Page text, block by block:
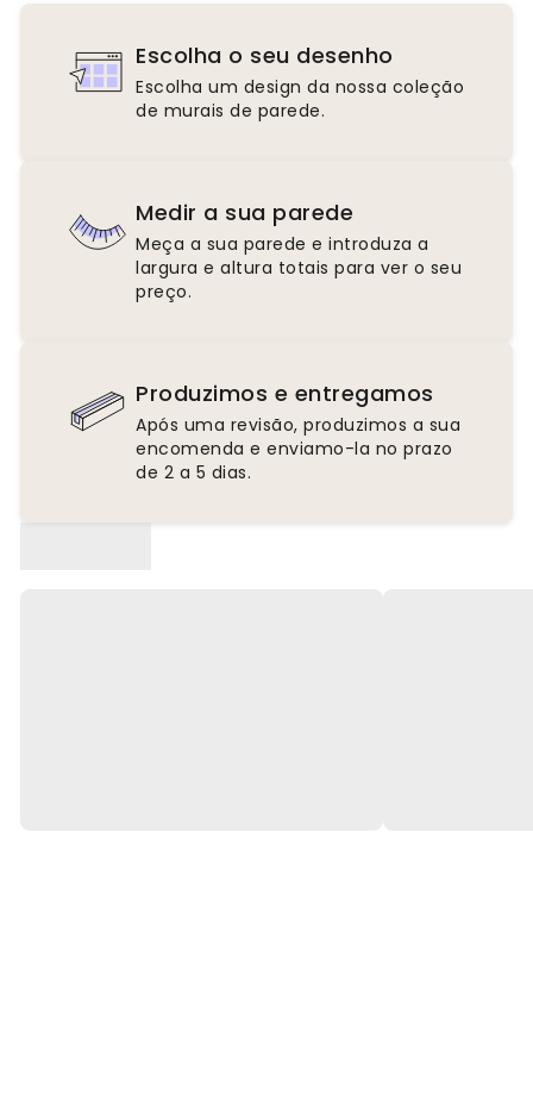
Escolha o seu desenho
Escolha um design da nossa coleção
de murais de parede.
Medir a sua parede
Meça a sua parede e introduza a
largura e altura totais para ver o seu
preço.
Produzimos e entregamos
Após uma revisão, produzimos a sua
encomenda e enviamo-la no prazo
de 2 a 5 dias.